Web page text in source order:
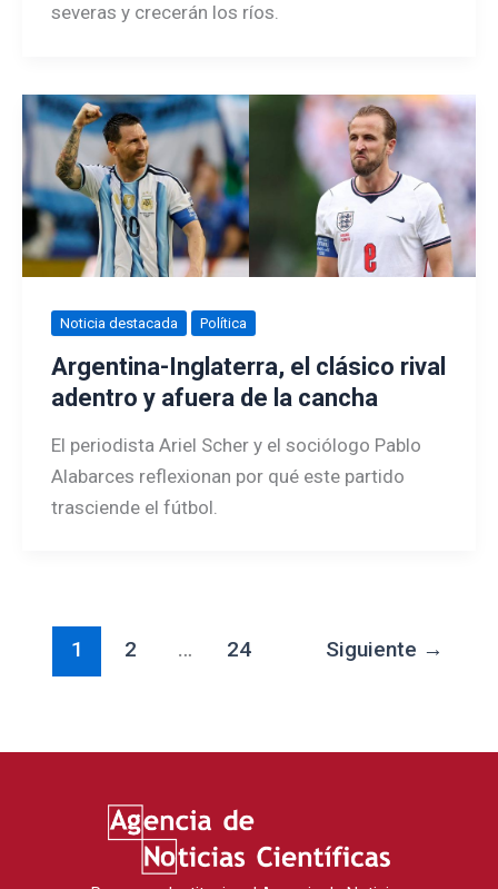
severas y crecerán los ríos.
Noticia destacada Política
Argentina-Inglaterra, el clásico rival
adentro y afuera de la cancha
El periodista Ariel Scher y el sociólogo Pablo
Alabarces reflexionan por qué este partido
trasciende el fútbol.
1 2 … 24 Siguiente →